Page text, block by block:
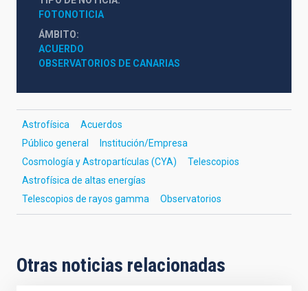
FOTONOTICIA
ÁMBITO
ACUERDO
OBSERVATORIOS DE CANARIAS
Astrofísica
Acuerdos
Público general
Institución/Empresa
Cosmología y Astropartículas (CYA)
Telescopios
Astrofísica de altas energías
Telescopios de rayos gamma
Observatorios
Otras noticias relacionadas